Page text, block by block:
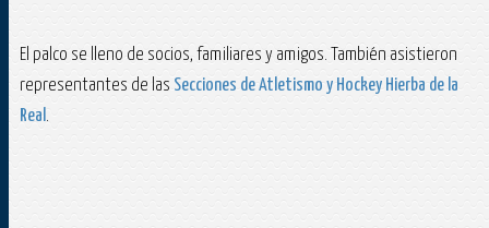
El palco se lleno de socios, familiares y amigos. También asistieron
representantes de las Secciones de Atletismo y Hockey Hierba de la
Real .